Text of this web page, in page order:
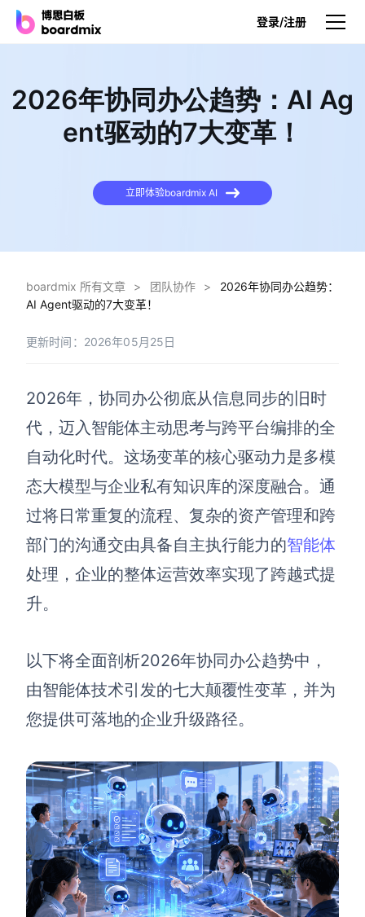
登录/注册
产品
博思白板
博思白板SDK
博思白板离线版
博思AIPPT
资源与下载
博思白板boardmix
客户端、插件
解决方案
高效协作
团队协作提效
素材整理
在线白板
在线绘图
思维和灵感整理
流程整理
2026年协同办公趋势：AI Ag
ent驱动的7大变革！
立即体验boardmix AI
boardmix 所有文章 > 团队协作 >
2026年协同办公趋势：
AI Agent驱动的7大变革！
更新时间：2026年05月25日
2026年，协同办公彻底从信息同步的旧时
代，迈入智能体主动思考与跨平台编排的全
自动化时代。这场变革的核心驱动力是多模
态大模型与企业私有知识库的深度融合。通
过将日常重复的流程、复杂的资产管理和跨
部门的沟通交由具备自主执行能力的智能体
处理，企业的整体运营效率实现了跨越式提
升。
以下将全面剖析2026年协同办公趋势中，
由智能体技术引发的七大颠覆性变革，并为
您提供可落地的企业升级路径。